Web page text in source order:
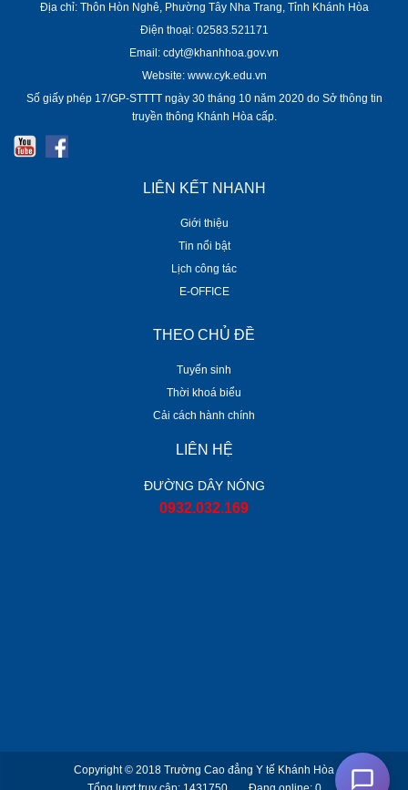
Địa chỉ: Thôn Hòn Nghê, Phường Tây Nha Trang, Tỉnh Khánh Hòa
Điện thoại: 02583.521171
Email: cdyt@khanhhoa.gov.vn
Website: www.cyk.edu.vn
Số giấy phép 17/GP-STTTT ngày 30 tháng 10 năm 2020 do Sở thông tin
truyền thông Khánh Hòa cấp.
LIÊN KẾT NHANH
Giới thiệu
Tin nổi bật
Lịch công tác
E-OFFICE
THEO CHỦ ĐỀ
Tuyển sinh
Thời khoá biểu
Cải cách hành chính
LIÊN HỆ
ĐƯỜNG DÂY NÓNG
0932.032.169
Copyright © 2018 Trường Cao đẳng Y tế Khánh Hòa